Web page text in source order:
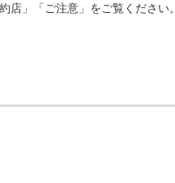
」「ご注意」をご覧ください。